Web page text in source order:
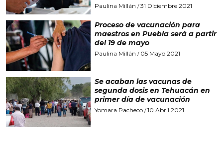
Paulina Millán /31 Diciembre 2021
Proceso de vacunación para
maestros en Puebla será a partir
del 19 de mayo
Paulina Millán / 05 Mayo 2021
Se acaban las vacunas de
segunda dosis en Tehuacán en
primer día de vacunación
Yomara Pacheco/10 Abril 2021